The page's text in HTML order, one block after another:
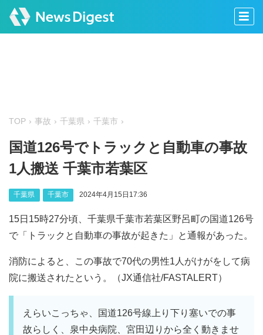
TOP 事故 千葉県 千葉市
国道126号でトラックと自動車の事故
1人搬送 千葉市若葉区
千葉県 千葉市 2024年4月15日17:36
15日15時27分頃、千葉県千葉市若葉区野呂町の国道126号
で「トラックと自動車の事故が起きた」と通報があった。
消防によると、この事故で70代の男性1人がけがをして病
院に搬送されたという。（JX通信社/FASTALERT）
えらいこっちゃ、国道126号線上り下り塞いでの事
故らしく、泉中央病院、宮田辺りから全く動きませ